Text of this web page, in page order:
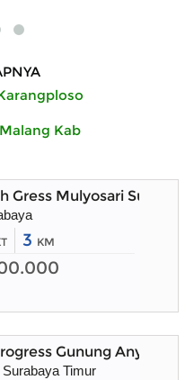
Kab
Gress Mulyosari
3 KM
Gunung Anyar
Timur